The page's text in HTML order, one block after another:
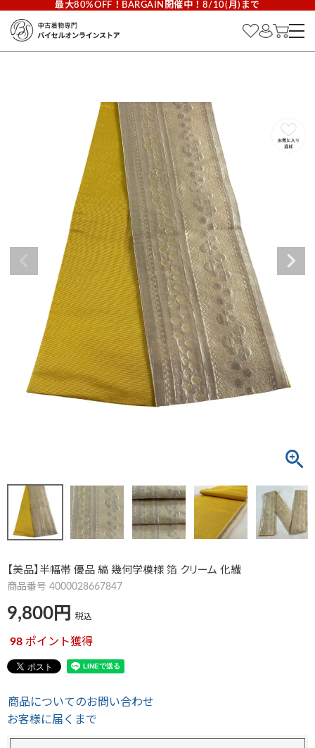
最大80%OFF！BARGAIN開催中！8/10(月)まで
【美品】半幅帯 優品 縞 幾何学模様 箔 クリーム 化繊
商品番号 4000028667847
9,800 税込
98 ポイント獲得
商品についてのお問い合わせ
お客様に届くまで